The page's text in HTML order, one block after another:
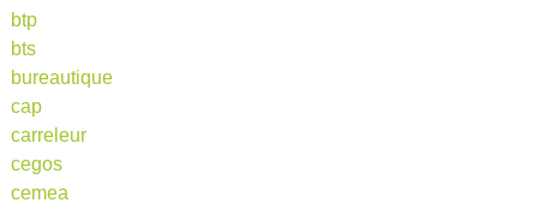
btp
bts
bureautique
cap
carreleur
cegos
cemea